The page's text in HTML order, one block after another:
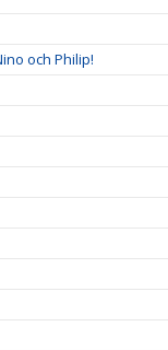
och Philip!